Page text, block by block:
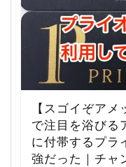
【スゴイぞア
で注目を浴びる
に付帯するプラ
強だった｜チャ